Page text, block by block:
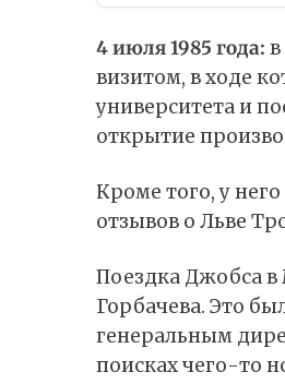
4 июля 1985 года:
визитом, в ходе
университета и
открытие
Кроме того, у
отзывов о Льве
Поездка Джобса в
Горбачева. Это
генеральным
поисках чего-то